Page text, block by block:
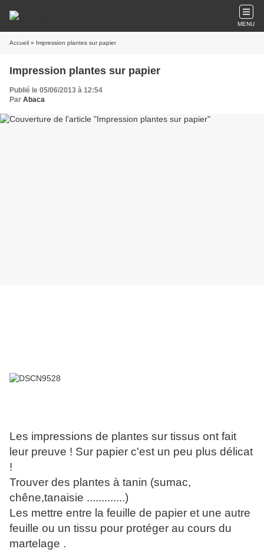
MENU
Accueil » Impression plantes sur papier
Impression plantes sur papier
Publié le 05/06/2013 à 12:54
Par Abaca
Les impressions de plantes sur tissus ont fait
leur preuve ! Sur papier c'est un peu plus délicat
!
Trouver des plantes à tanin (sumac,
chêne,tanaisie .............)
Les mettre entre la feuille de papier et une autre
feuille ou un tissu pour protéger au cours du
martelage .